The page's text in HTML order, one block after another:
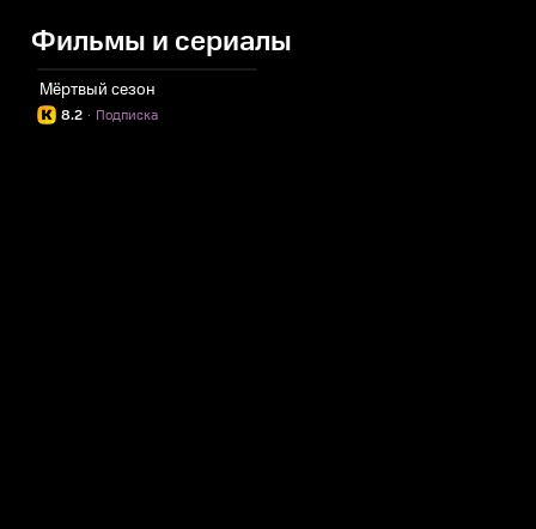
Фильмы и сериалы
Мёртвый сезон
8.2 Подписка
·